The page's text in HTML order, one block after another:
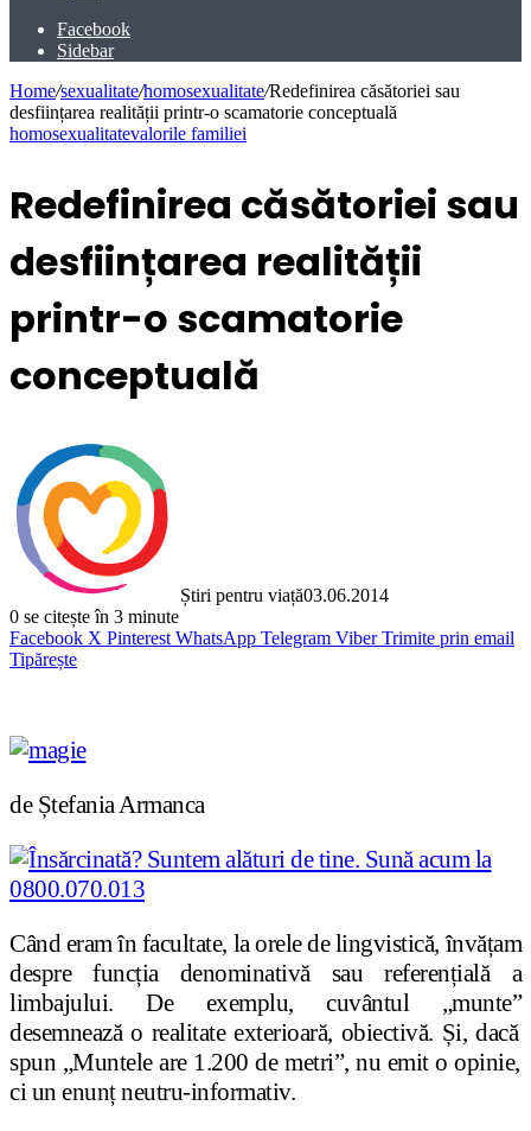
Facebook
Sidebar
Home/sexualitate/homosexualitate/Redefinirea căsătoriei sau
desființarea realității printr-o scamatorie conceptuală
homosexualitatevalorile familiei
Redefinirea căsătoriei sau
desființarea realității
printr-o scamatorie
conceptuală
Știri pentru viață03.06.2014
0 se citește în 3 minute
Facebook X Pinterest WhatsApp Telegram Viber Trimite prin email
Tipărește
de Ștefania Armanca
Când eramîn facultate, la orele de lingvistică,învățam
despre funcția denominativăsau referențialăa
limbajului. De exemplu, cuvântul „munte”
desemneazăo realitate exterioară, obiectivă. Și, dacă
spun „Muntele are 1.200 de metri”, nu emit o opinie,
ci un enunțneutru-informativ.